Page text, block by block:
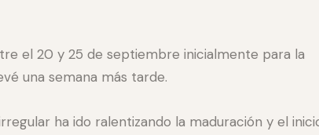
el 20 y 25 de septiembre inicialmente para la
una semana más tarde.
ha ido ralentizando la maduración y el